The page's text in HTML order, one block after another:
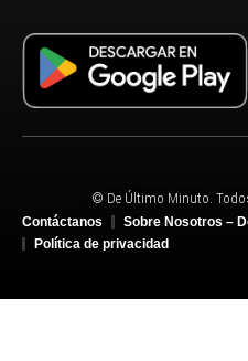
© De Último Minuto.
Contáctanos
Sobre Nosotros –
Política de privacidad